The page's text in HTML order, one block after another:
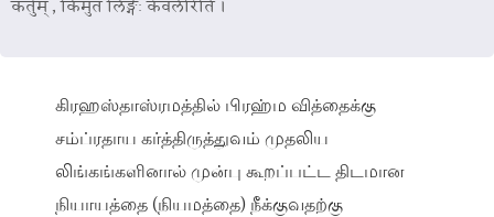
कर्तुम् , किमुत लिङ्गैः केवलैरिति ।
கிரஹஸ்தாஸ்ரமத்தில் பிரஹ்ம வித்தைக்கு
சம்ப்ரதாய கர்த்திருத்துவம் முதலிய
லிங்கங்களினால் முன்பு கூறப்பட்ட திடமான
நியாயத்தை (நியமத்தை) நீக்குவதற்கு